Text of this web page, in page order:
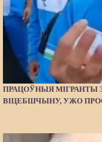
ПРАЦОЎНЫЯ МІГРАНТЫ
ВІЦЕБШЧЫНУ, УЖО